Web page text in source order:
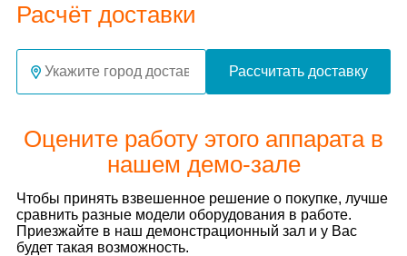
Расчёт доставки
Рассчитать доставку
Оцените работу этого аппарата в
нашем демо-зале
Чтобы принять взвешенное решение о покупке, лучше
сравнить разные модели оборудования в работе.
Приезжайте в наш демонстрационный зал и у Вас
будет такая возможность.